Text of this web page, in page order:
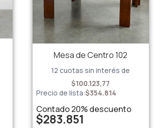
Mesa de Centro 102
12 cuotas sin interés de
$100.123,77
Precio de lista:$354.814
Contado20%descuento
$283.851